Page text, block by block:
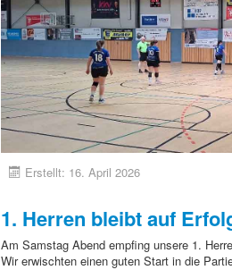
Erstellt: 16. April 2026
1. Herren bleibt auf
Am Samstag Abend empfing unsere 1.
Wir erwischten einen guten Start in die